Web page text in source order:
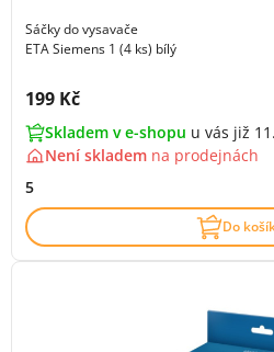
Sáčky do vysavače
ETA Siemens 1 (4 ks) bílý
Cena s DPH:
199 Kč
Skladem v e-shopu u vás již
Není skladem na prodejnách
5
Do